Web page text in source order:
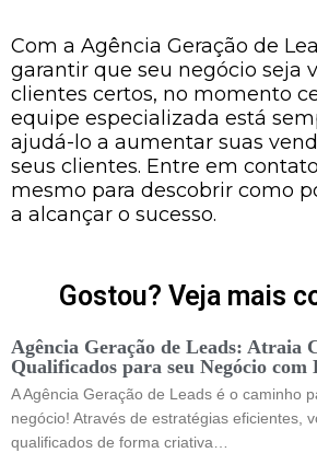
Com a Agência Geração de
garantir que seu negócio seja
clientes certos, no momento
equipe especializada está
ajudá-lo a aumentar suas
seus clientes. Entre em
mesmo para descobrir como
a alcançar o sucesso.
Gostou? Veja mais
Agência Geração de Leads: Atraia
Qualificados para seu Negócio com
A Agência Geração de Leads é o caminho
negócio! Através de estratégias eficientes,
qualificados de forma criativa…